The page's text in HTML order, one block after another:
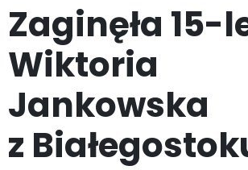
Zaginęła 15-
Wiktoria
Jankowska
z